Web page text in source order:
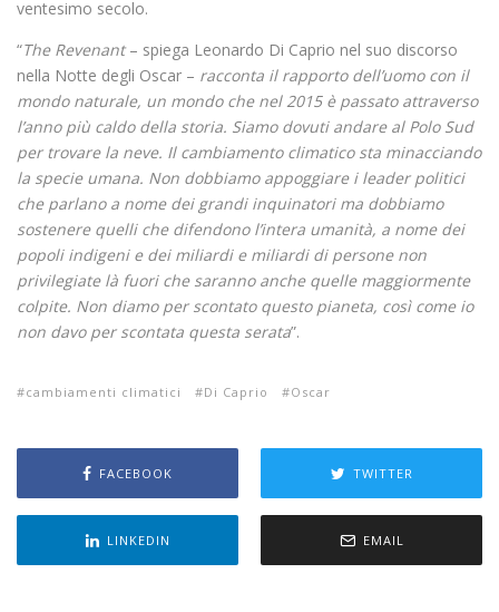
ventesimo secolo.
“The Revenant– spiega Leonardo Di Caprio nel suo discorso
nella Notte degli Oscar – racconta il rapporto dell’uomo con il
mondo naturale, un mondo che nel 2015 è passato attraverso
l’anno più caldo della storia. Siamo dovuti andare al Polo Sud
per trovare la neve. Il cambiamento climatico sta minacciando
la specie umana. Non dobbiamo appoggiare i leader politici
che parlano a nome dei grandi inquinatori ma dobbiamo
sostenere quelli che difendono l’intera umanità, a nome dei
popoli indigeni e dei miliardi e miliardi di persone non
privilegiate là fuori che saranno anche quelle maggiormente
colpite. Non diamo per scontato questo pianeta, così come io
non davo per scontata questa serata”.
cambiamenti climatici Di Caprio Oscar
FACEBOOK TWITTER
LINKEDIN EMAIL